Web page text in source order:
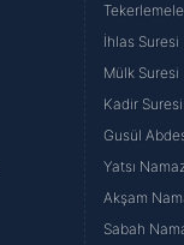
İhlas Suresi
Mülk Suresi
Kadir Suresi
Gusül
Yatsı
Akşam
Sabah